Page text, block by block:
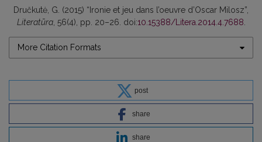
Dručkutė, G. (2015) “Ironie et jeu dans l’oeuvre d’Oscar Milosz”,
Literatūra, 56(4), pp. 20–26. doi:10.15388/Litera.2014.4.7688
More Citation Formats
post
share
share